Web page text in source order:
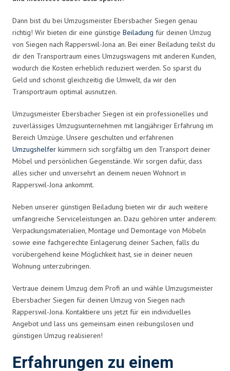
Dann bist du bei Umzugsmeister Ebersbacher Siegen genau
richtig! Wir bieten dir eine günstige Beiladung für deinen Umzug
von Siegen nach Rapperswil-Jona an. Bei einer Beiladung teilst du
dir den Transportraum eines Umzugswagens mit anderen Kunden,
wodurch die Kosten erheblich reduziert werden. So sparst du
Geld und schonst gleichzeitig die Umwelt, da wir den
Transportraum optimal ausnutzen.
Umzugsmeister Ebersbacher Siegen ist ein professionelles und
zuverlässiges Umzugsunternehmen mit langjähriger Erfahrung im
Bereich Umzüge. Unsere geschulten und erfahrenen
Umzugshelfer kümmern sich sorgfältig um den Transport deiner
Möbel und persönlichen Gegenstände. Wir sorgen dafür, dass
alles sicher und unversehrt an deinem neuen Wohnort in
Rapperswil-Jona ankommt.
Neben unserer günstigen Beiladung bieten wir dir auch weitere
umfangreiche Serviceleistungen an. Dazu gehören unter anderem:
Verpackungsmaterialien, Montage und Demontage von Möbeln
sowie eine fachgerechte Einlagerung deiner Sachen, falls du
vorübergehend keine Möglichkeit hast, sie in deiner neuen
Wohnung unterzubringen.
Vertraue deinem Umzug dem Profi an und wähle Umzugsmeister
Ebersbacher Siegen für deinen Umzug von Siegen nach
Rapperswil-Jona. Kontaktiere uns jetzt für ein individuelles
Angebot und lass uns gemeinsam einen reibungslosen und
günstigen Umzug realisieren!
Erfahrungen zu einem